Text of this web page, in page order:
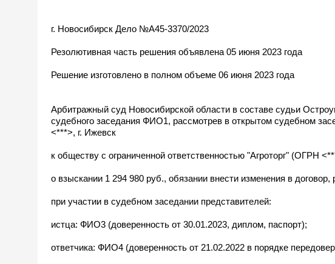
г. Новосибирск Дело №А45-3370/2023
Резолютивная часть решения объявлена 05 июня 2023 года
Решение изготовлено в полном объеме 06 июня 2023 года
Арбитражный суд Новосибирской области в составе судьи
судебного заседания ФИО1, рассмотрев в открытом судебном
<***>, г. Ижевск
к обществу с ограниченной ответственностью "Агроторг" (ОГРН
о взыскании 1 294 980 руб., обязании внести изменения в договор,
при участии в судебном заседании представителей:
истца: ФИО3 (доверенность от 30.01.2023, диплом, паспорт);
ответчика: ФИО4 (доверенность от 21.02.2022 в порядке